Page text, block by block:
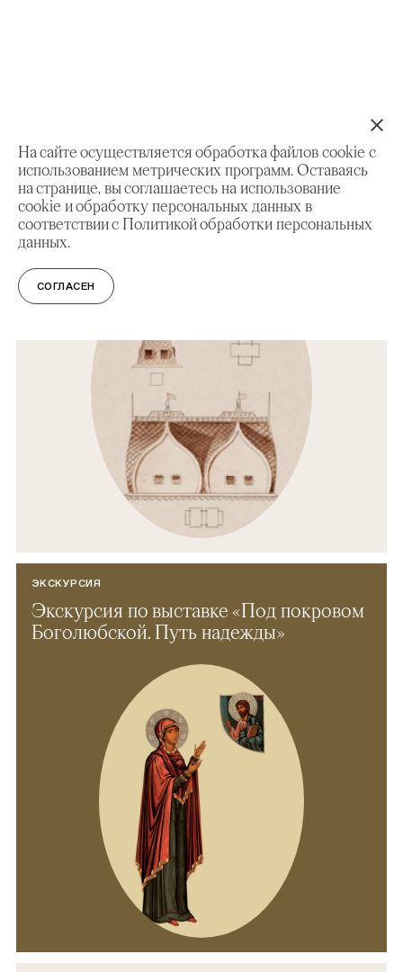
На сайте осуществляется обработка файлов cookie с
использованием метрических программ. Оставаясь
на странице, вы соглашаетесь на использование
cookie и обработку персональных данных в
соответствии с Политикой обработки персональных
данных.
СОГЛАСЕН
ВЫСТАВКИ
Где у Дворца бочка, лемех и прапор?
ЭКСКУРСИЯ
Экскурсия по выставке «Под покровом
Боголюбской. Путь надежды»